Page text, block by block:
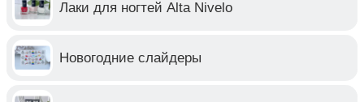
Лаки для ногтей Alta Nivelo
Новогодние слайдеры